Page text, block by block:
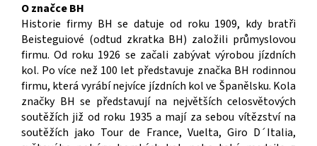
O značce BH
Historie firmy BH se datuje od roku 1909, kdy bratři
Beisteguiové (odtud zkratka BH) založili průmyslovou
firmu. Od roku 1926 se začali zabývat výrobou jízdních
kol. Po více než 100 let představuje značka BH rodinnou
firmu, která vyrábí nejvíce jízdních kol ve Španělsku. Kola
značky BH se představují na největších celosvětových
soutěžích již od roku 1935 a mají za sebou vítězství na
soutěžích jako Tour de France, Vuelta, Giro D´Italia,